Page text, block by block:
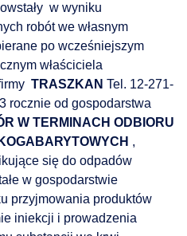
w wyniku
robót we własnym
po wcześniejszym
właściciela
TRASZKAN Tel. 12-271-
rocznie od gospodarstwa
W TERMINACH ODBIORU
,
się do odpadów
w gospodarstwie
przyjmowania produktów
iniekcji i prowadzenia